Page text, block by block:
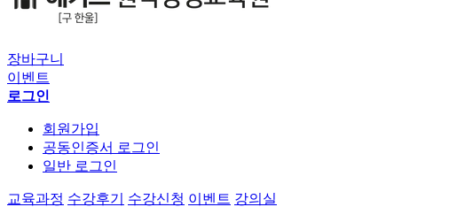
장바구니
이벤트
로그인
회원가입
공동인증서 로그인
일반 로그인
교육과정 수강후기 수강신청 이벤트 강의실